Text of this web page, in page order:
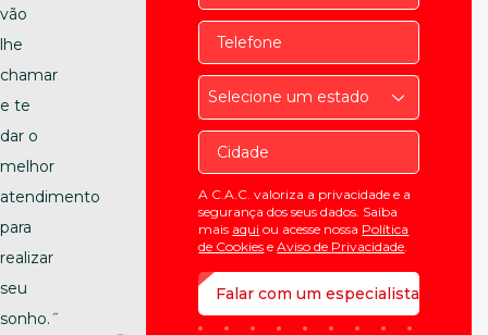
vão
lhe
chamar
e te
dar o
melhor
atendimento
para
realizar
seu
sonho.˝
Selecione um estado
A C.A.C. valoriza a privacidade e a
segurança dos seus dados. Saiba
mais aqui ou acesse nossa Política
de Cookies eAviso de Privacidade